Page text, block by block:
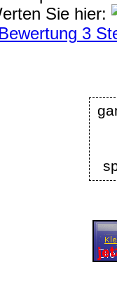
Sie hier: